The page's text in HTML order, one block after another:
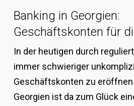
Banking in Georgien:
Geschäftskonten für
In der heutigen durch
immer schwieriger
Geschäftskonten zu
Georgien ist da zum Glück